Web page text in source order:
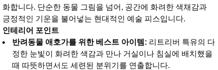
화합니다. 단순한 동물 그림을 넘어, 공간에 화려한 색채감과
긍정적인 기운을 불어넣는 현대적인 예술 피스입니다.
인테리어 포인트
반려동물 애호가를 위한 베스트 아이템: 리트리버 특유의 다
정한 눈빛이 화려한 색감과 만나 거실이나 침실에 배치했을
때 따뜻하면서도 세련된 분위기를 연출합니다.